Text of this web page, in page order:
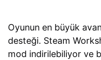
Oyunun en büyük
desteği. Steam
mod indirilebiliyor ve